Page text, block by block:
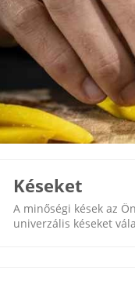
Késeket
A minőségi kések az
univerzális késeket